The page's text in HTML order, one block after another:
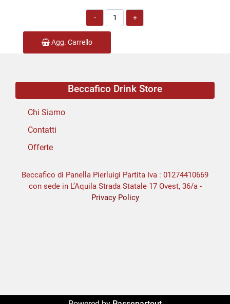
Quantità
Agg. Carrello
Beccafico Drink Store
Chi Siamo
Contatti
Offerte
Beccafico di Panella Pierluigi Partita Iva : 01274410669
con sede in L’Aquila Strada Statale 17 Ovest, 36/a -
Privacy Policy